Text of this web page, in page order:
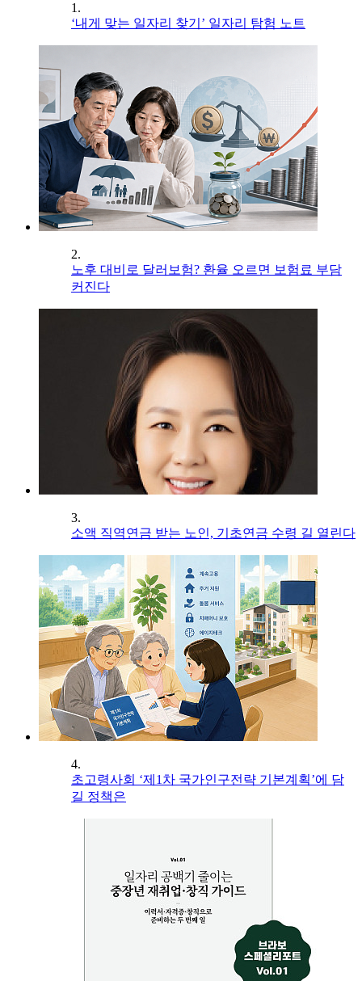
1.
‘내게 맞는 일자리 찾기’ 일자리 탐험 노트
2.
노후 대비로 달러보험? 환율 오르면 보험료 부담
커진다
3.
소액 직역연금 받는 노인, 기초연금 수령 길 열린다
4.
초고령사회 ‘제1차 국가인구전략 기본계획’에 담
길 정책은